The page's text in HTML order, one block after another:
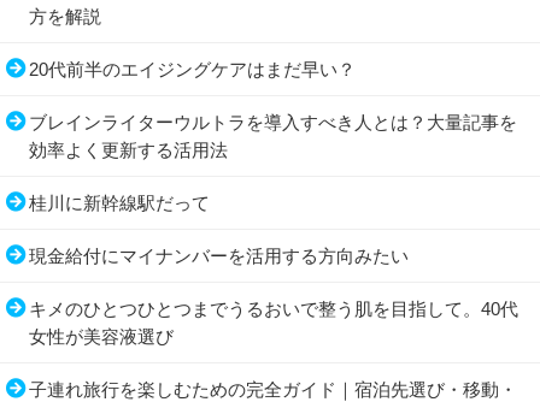
方を解説
20代前半のエイジングケアはまだ早い？
ブレインライターウルトラを導入すべき人とは？大量記事を
効率よく更新する活用法
桂川に新幹線駅だって
現金給付にマイナンバーを活用する方向みたい
キメのひとつひとつまでうるおいで整う肌を目指して。40代
女性が美容液選び
子連れ旅行を楽しむための完全ガイド｜宿泊先選び・移動・